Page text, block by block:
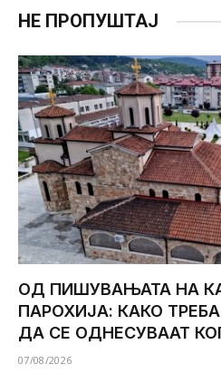
НЕ ПРОПУШТАЈ
ОД ПИШУВАЊАТА НА
ПАРОХИЈА: КАКО
ДА СЕ ОДНЕСУВААТ
07/08/2026